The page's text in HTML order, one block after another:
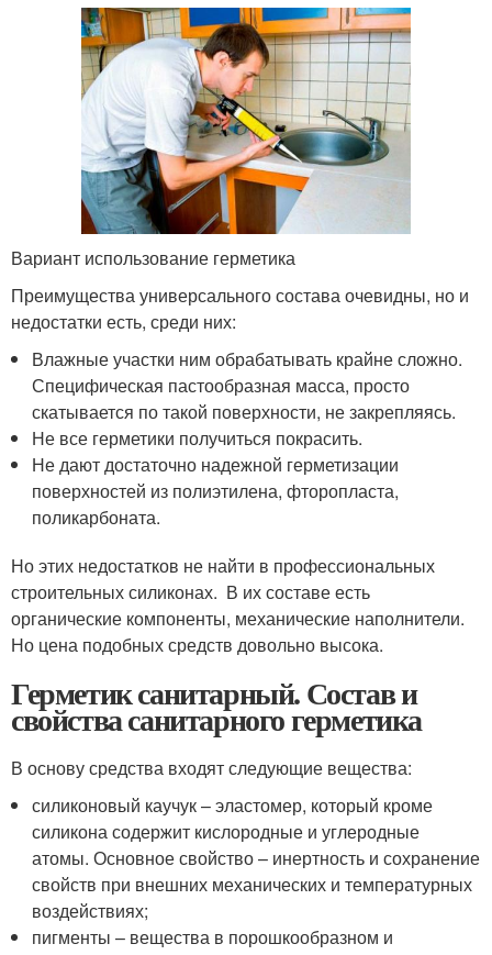
Вариант использование герметика
Преимущества универсального состава очевидны, но и
недостатки есть, среди них:
Влажные участки ним обрабатывать крайне сложно.
Специфическая пастообразная масса, просто
скатывается по такой поверхности, не закрепляясь.
Не все герметики получиться покрасить.
Не дают достаточно надежной герметизации
поверхностей из полиэтилена, фторопласта,
поликарбоната.
Но этих недостатков не найти в профессиональных
строительных силиконах. В их составе есть
органические компоненты, механические наполнители.
Но цена подобных средств довольно высока.
Герметик санитарный. Состав и
свойства санитарного герметика
В основу средства входят следующие вещества:
силиконовый каучук – эластомер, который кроме
силикона содержит кислородные и углеродные
атомы. Основное свойство – инертность и сохранение
свойств при внешних механических и температурных
воздействиях;
пигменты – вещества в порошкообразном и